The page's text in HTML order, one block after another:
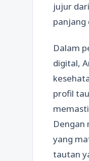
jujur
panjang
Dalam
digital,
profil
Dengan
yang
tautan